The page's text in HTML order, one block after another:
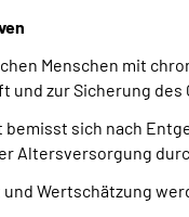
Menschen mit
und zur Sicherung
bemisst sich nach
Altersversorgung
und Wertschätzung